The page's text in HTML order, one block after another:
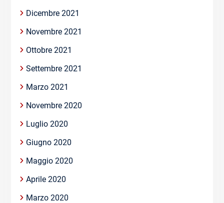
Dicembre 2021
Novembre 2021
Ottobre 2021
Settembre 2021
Marzo 2021
Novembre 2020
Luglio 2020
Giugno 2020
Maggio 2020
Aprile 2020
Marzo 2020